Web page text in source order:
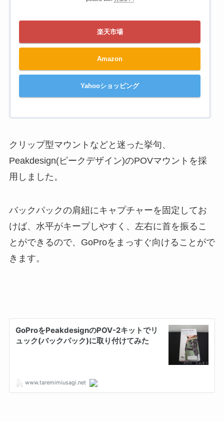
楽天市場
Amazon
Yahooショッピング
クリップ型マウントなどと迷った挙句、
Peakdesign(ピークデザイン)のPOVマウントを採
用しました。
バックパックの肩紐にキャプチャーを固定してお
けば、水平がキープしやすく、左右に首を振るこ
とができるので、GoProをまっすぐ向けることがで
きます。